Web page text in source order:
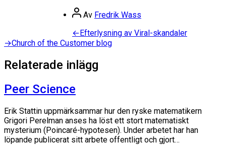
Inläggsförfattare
Av Fredrik Wass
Inläggsnavigering
←Föregående
inlägg:
Efterlysning av Viral-skandaler
→Nästa
Church of the Customer blog
Relaterade inlägg
Peer Science
Erik Stattin uppmärksammar hur den ryske matematikern
Grigori Perelman anses ha löst ett stort matematiskt
mysterium (Poincaré-hypotesen). Under arbetet har han
löpande publicerat sitt arbete offentligt och gjort…